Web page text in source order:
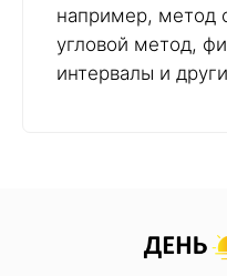
например, метод
угловой метод,
интервалы и